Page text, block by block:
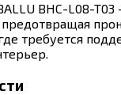
BHC-L08-
требуется